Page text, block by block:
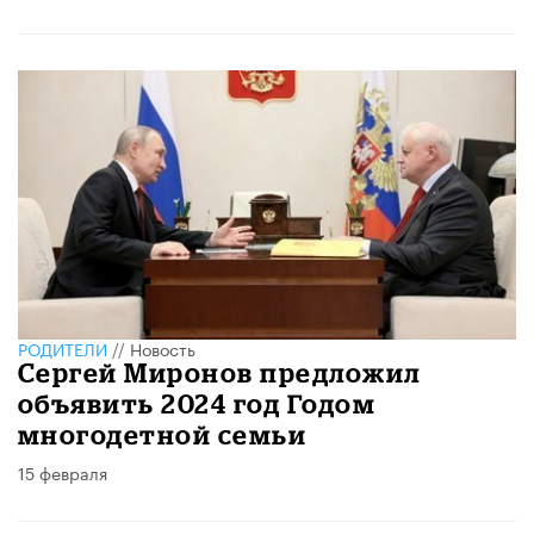
РОДИТЕЛИ//Новость
Сергей Миронов предложил
объявить 2024 год Годом
многодетной семьи
15 февраля